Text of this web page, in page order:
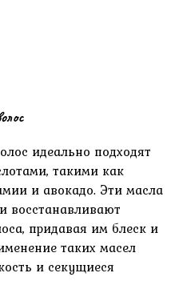
идеально подходят
такими как
и авокадо. Эти масла
восстанавливают
придавая им блеск и
таких масел
и секущиеся